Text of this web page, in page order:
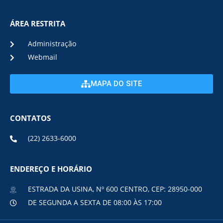
ÁREA RESTRITA
Administração
Webmail
MAPA DO SITE
CONTATOS
(22) 2633-6000
ENDEREÇO E HORÁRIO
ESTRADA DA USINA, Nº 600 CENTRO, CEP: 28950-000
DE SEGUNDA A SEXTA DE 08:00 ÀS 17:00